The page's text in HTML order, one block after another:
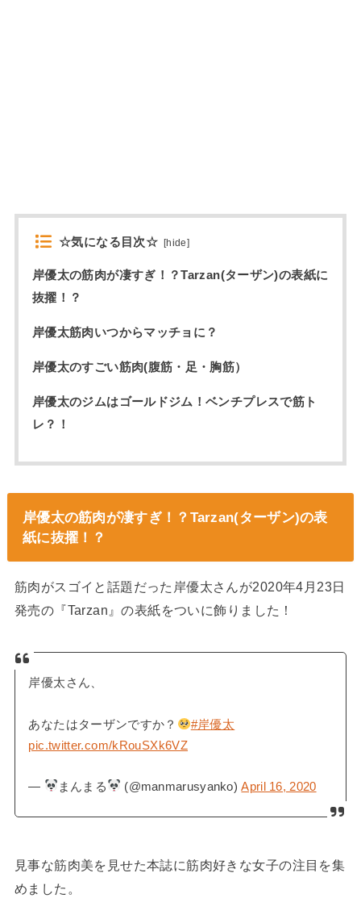
☆気になる目次☆ [hide]
岸優太の筋肉が凄すぎ！？Tarzan(ターザン)の表紙に
抜擢！？
岸優太筋肉いつからマッチョに？
岸優太のすごい筋肉(腹筋・足・胸筋）
岸優太のジムはゴールドジム！ベンチプレスで筋ト
レ？！
岸優太の筋肉が凄すぎ！？Tarzan(ターザン)の表
紙に抜擢！？
筋肉がスゴイと話題だった岸優太さんが2020年4月23日
発売の『Tarzan』の表紙をついに飾りました！
岸優太さん、
あなたはターザンですか？
#岸優太
pic.twitter.com/kRouSXk6VZ
— まんまる (@manmarusyanko)April 16, 2020
見事な筋肉美を見せた本誌に筋肉好きな女子の注目を集
めました。